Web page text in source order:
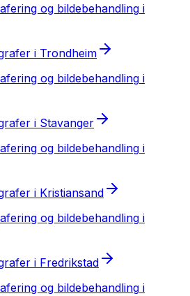
og bildebehandling i
i Trondheim
og bildebehandling i
i Stavanger
og bildebehandling i
i Kristiansand
og bildebehandling i
i Fredrikstad
og bildebehandling i